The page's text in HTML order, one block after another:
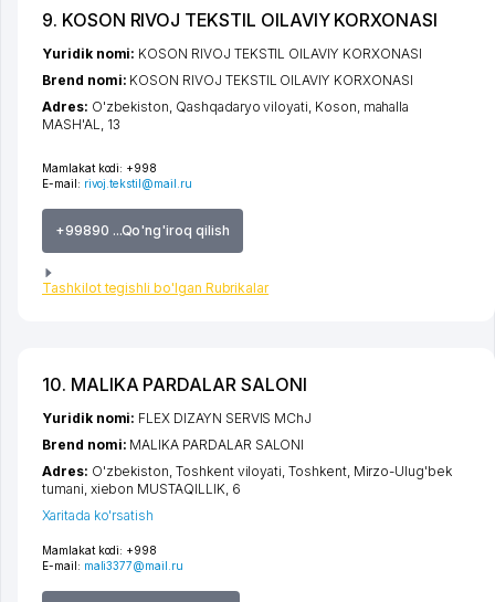
9. KOSON RIVOJ TEKSTIL OILAVIY KORXONASI
Mamlakat kodi: +998
E-mail: rivoj.tekstil@mail.ru
+99890 ...Qo'ng'iroq qilish
Tashkilot tegishli bo'lgan Rubrikalar
Yuridik nomi: KOSON RIVOJ TEKSTIL OILAVIY KORXONASI
Brend nomi: KOSON RIVOJ TEKSTIL OILAVIY KORXONASI
Adres: O'zbekiston, Qashqadaryo viloyati Koson mahalla
MASH'AL
, 13
10. MALIKA PARDALAR SALONI
Mamlakat kodi: +998
E-mail: mali3377@mail.ru
Yuridik nomi: FLEX DIZAYN SERVIS MChJ
Brend nomi: MALIKA PARDALAR SALONI
Adres: O'zbekiston,Toshkent viloyati ,Toshkent, Mirzo-Ulug'bek
tumani xiеbon MUSTAQILLIK , 6
Xaritada ko'rsatish